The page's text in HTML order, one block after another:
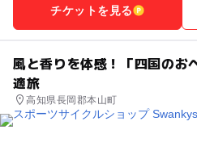
チケットを見る
風と香りを体感！「四国のお
適旅
高知県長岡郡本山町